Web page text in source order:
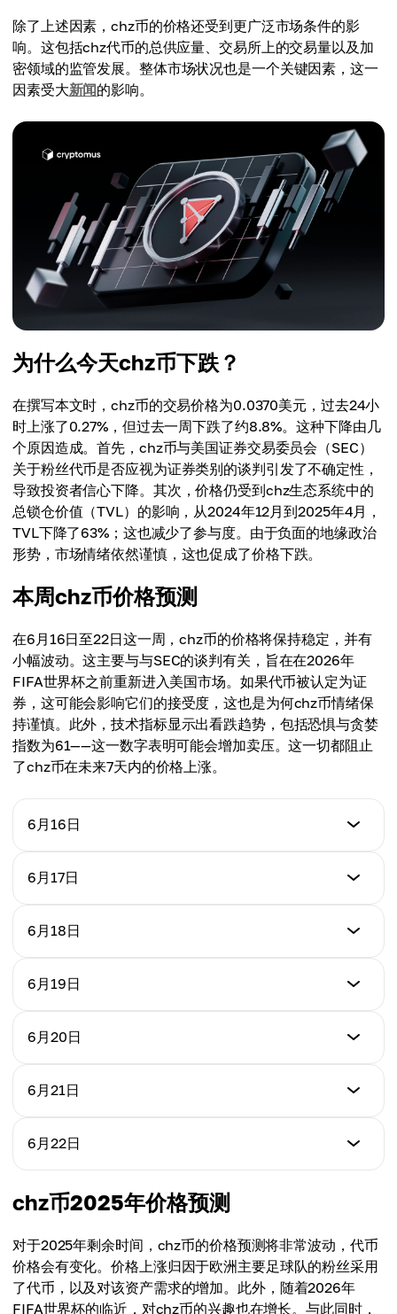
除了上述因素，chz币的价格还受到更广泛市场条件的影
响。这包括chz代币的总供应量、交易所上的交易量以及加
密领域的监管发展。整体市场状况也是一个关键因素，这一
因素受大新闻的影响。
为什么今天chz币下跌？
在撰写本文时，chz币的交易价格为0.0370美元，过去24小
时上涨了0.27%，但过去一周下跌了约8.8%。这种下降由几
个原因造成。首先，chz币与美国证券交易委员会（SEC）
关于粉丝代币是否应视为证券类别的谈判引发了不确定性，
导致投资者信心下降。其次，价格仍受到chz生态系统中的
总锁仓价值（TVL）的影响，从2024年12月到2025年4月，
TVL下降了63%；这也减少了参与度。由于负面的地缘政治
形势，市场情绪依然谨慎，这也促成了价格下跌。
本周chz币价格预测
在6月16日至22日这一周，chz币的价格将保持稳定，并有
小幅波动。这主要与与SEC的谈判有关，旨在在2026年
FIFA世界杯之前重新进入美国市场。如果代币被认定为证
券，这可能会影响它们的接受度，这也是为何chz币情绪保
持谨慎。此外，技术指标显示出看跌趋势，包括恐惧与贪婪
指数为61——这一数字表明可能会增加卖压。这一切都阻止
了chz币在未来7天内的价格上涨。
6月16日
价格
每日变动
6月17日
价格
每日变动
6月18日
价格
每日变动
6月19日
价格
每日变动
6月20日
价格
每日变动
6月21日
价格
每日变动
6月22日
价格
$0.0371
每日变动
+0.00%
chz币2025年价格预测
对于2025年剩余时间，chz币的价格预测将非常波动，代币
价格会有变化。价格上涨归因于欧洲主要足球队的粉丝采用
了代币，以及对该资产需求的增加。此外，随着2026年
FIFA世界杯的临近，对chz币的兴趣也在增长。与此同时，